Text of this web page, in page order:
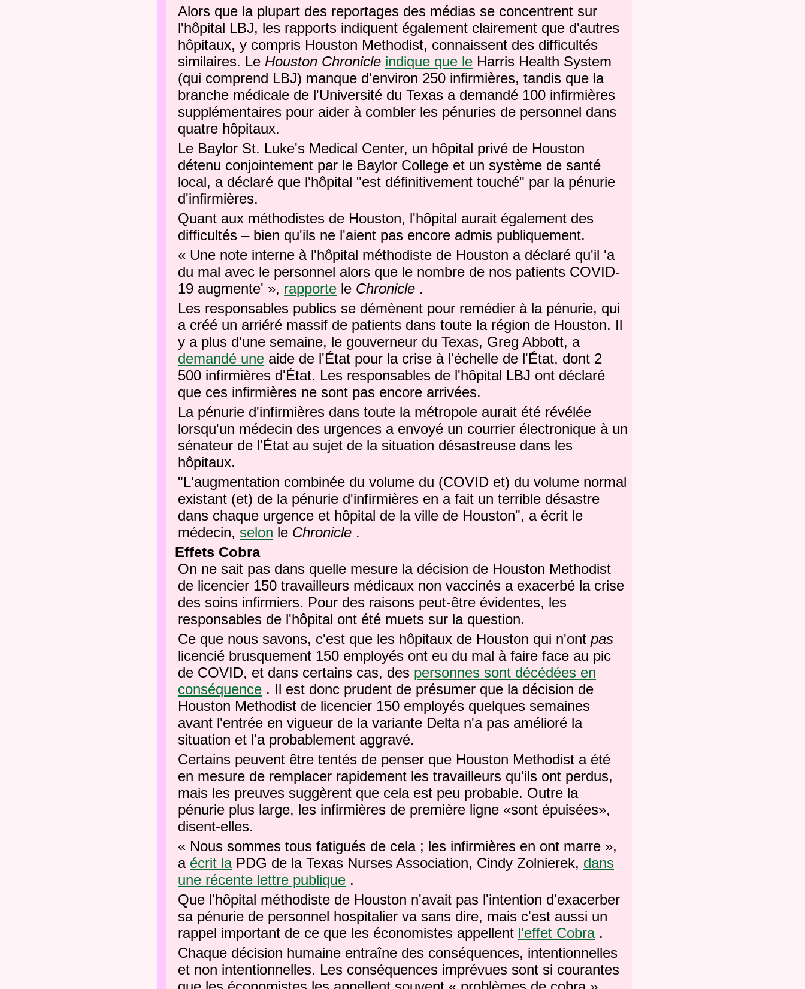
Alors que la plupart des reportages des médias se concentrent sur
l'hôpital LBJ, les rapports indiquent également clairement que d'autres
hôpitaux, y compris Houston Methodist, connaissent des difficultés
similaires. Le Houston Chronicle indique que le Harris Health System
(qui comprend LBJ) manque d'environ 250 infirmières, tandis que la
branche médicale de l'Université du Texas a demandé 100 infirmières
supplémentaires pour aider à combler les pénuries de personnel dans
quatre hôpitaux.
Le Baylor St. Luke's Medical Center, un hôpital privé de Houston
détenu conjointement par le Baylor College et un système de santé
local, a déclaré que l'hôpital "est définitivement touché" par la pénurie
d'infirmières.
Quant aux méthodistes de Houston, l'hôpital aurait également des
difficultés – bien qu'ils ne l'aient pas encore admis publiquement.
« Une note interne à l'hôpital méthodiste de Houston a déclaré qu'il 'a
du mal avec le personnel alors que le nombre de nos patients COVID-
19 augmente' », rapporte le Chronicle .
Les responsables publics se démènent pour remédier à la pénurie, qui
a créé un arriéré massif de patients dans toute la région de Houston. Il
y a plus d'une semaine, le gouverneur du Texas, Greg Abbott, a
demandé une aide de l'État pour la crise à l'échelle de l'État, dont 2
500 infirmières d'État. Les responsables de l'hôpital LBJ ont déclaré
que ces infirmières ne sont pas encore arrivées.
La pénurie d'infirmières dans toute la métropole aurait été révélée
lorsqu'un médecin des urgences a envoyé un courrier électronique à un
sénateur de l'État au sujet de la situation désastreuse dans les
hôpitaux.
"L'augmentation combinée du volume du (COVID et) du volume normal
existant (et) de la pénurie d'infirmières en a fait un terrible désastre
dans chaque urgence et hôpital de la ville de Houston", a écrit le
médecin, selon le Chronicle .
Effets Cobra
On ne sait pas dans quelle mesure la décision de Houston Methodist
de licencier 150 travailleurs médicaux non vaccinés a exacerbé la crise
des soins infirmiers. Pour des raisons peut-être évidentes, les
responsables de l'hôpital ont été muets sur la question.
Ce que nous savons, c'est que les hôpitaux de Houston qui n'ontpas
licencié brusquement 150 employés ont eu du mal à faire face au pic
de COVID, et dans certains cas, des personnes sont décédées en
conséquence . Il est donc prudent de présumer que la décision de
Houston Methodist de licencier 150 employés quelques semaines
avant l'entrée en vigueur de la variante Delta n'a pas amélioré la
situation et l'a probablement aggravé.
Certains peuvent être tentés de penser que Houston Methodist a été
en mesure de remplacer rapidement les travailleurs qu'ils ont perdus,
mais les preuves suggèrent que cela est peu probable. Outre la
pénurie plus large, les infirmières de première ligne «sont épuisées»,
disent-elles.
« Nous sommes tous fatigués de cela ; les infirmières en ont marre »,
a écrit laPDG de la Texas Nurses Association, Cindy Zolnierek, dans
une récente lettre publique .
Que l'hôpital méthodiste de Houston n'avait pas l'intention d'exacerber
sa pénurie de personnel hospitalier va sans dire, mais c'est aussi un
rappel important de ce que les économistes appellent l'effet Cobra.
Chaque décision humaine entraîne des conséquences, intentionnelles
et non intentionnelles. Les conséquences imprévues sont si courantes